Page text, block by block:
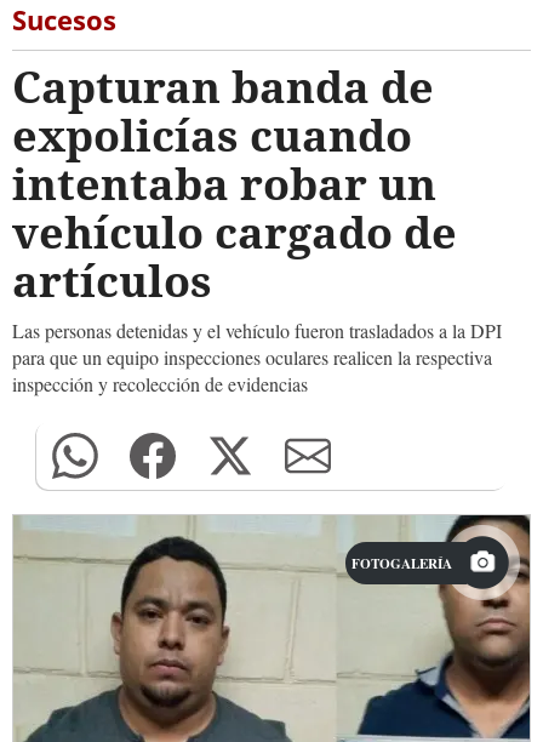
Sucesos
Capturan banda de
expolicías cuando
intentaba robar un
vehículo cargado de
artículos
Las personas detenidas y el vehículo fueron trasladados a la DPI
para que un equipo inspecciones oculares realicen la respectiva
inspección y recolección de evidencias
FOTOGALERÍA